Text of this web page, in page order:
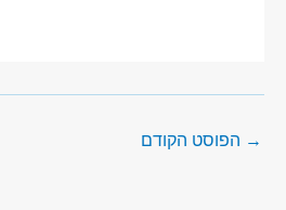
→ הפוסט הקודם